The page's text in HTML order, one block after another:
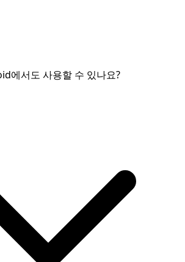
에서도 사용할 수 있나요?